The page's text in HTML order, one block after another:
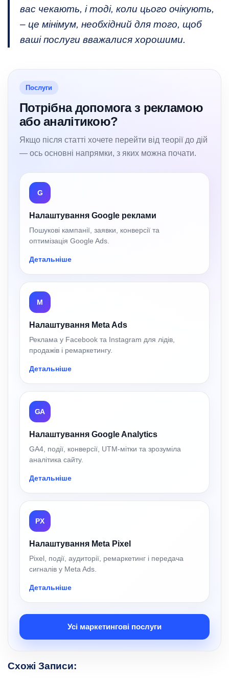
вас чекають, і тоді, коли цього очікують,
– це мінімум, необхідний для того, щоб
ваші послуги вважалися хорошими.
Послуги
Потрібна допомога з рекламою
або аналітикою?
Якщо після статті хочете перейти від теорії до дій
— ось основні напрямки, з яких можна почати.
G
Налаштування Google реклами
Пошукові кампанії, заявки, конверсії та
оптимізація Google Ads.
Детальніше
M
Налаштування Meta Ads
Реклама у Facebook та Instagram для лідів,
продажів і ремаркетингу.
Детальніше
GA
Налаштування Google Analytics
GA4, події, конверсії, UTM-мітки та зрозуміла
аналітика сайту.
Детальніше
PX
Налаштування Meta Pixel
Pixel, події, аудиторії, ремаркетинг і передача
сигналів у Meta Ads.
Детальніше
Усі маркетингові послуги
Схожі Записи: